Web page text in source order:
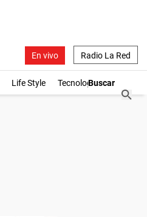
En vivo Radio La Red
Life Style Tecnología